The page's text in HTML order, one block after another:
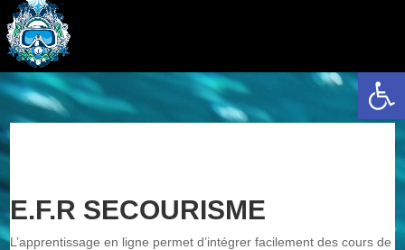
Ouvrir
E.F.R SECOURISME
L’apprentissage en ligne permet d’intégrer facilement des cours de